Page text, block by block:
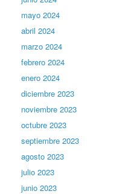
mayo 2024
abril 2024
marzo 2024
febrero 2024
enero 2024
diciembre 2023
noviembre 2023
octubre 2023
septiembre 2023
agosto 2023
julio 2023
junio 2023